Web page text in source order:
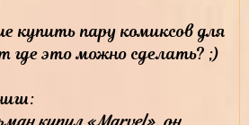
купить пару комиксов для
где это можно сделать? ;)